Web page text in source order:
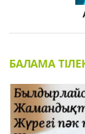
БАЛАМА